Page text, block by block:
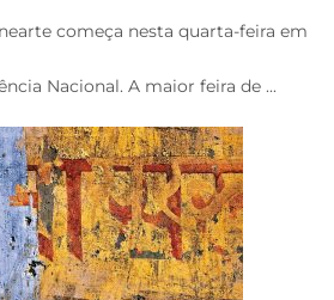
começa nesta quarta-feira em
Nacional. A maior feira de ...